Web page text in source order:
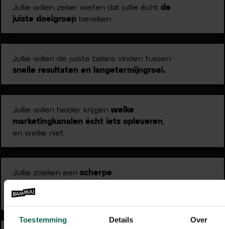
Toestemming Details Over
Jullie willen zeker weten dat jullie écht de
juiste doelgroepbereiken.
Jullie willen de juiste balans vinden tussen
snelle resultaten en langetermijngroei.
Jullie willen helder krijgen welke
marketingkanalen écht iets opleveren,
en welke niet.
Jullie zoeken een scherpe
bedrijfsdoelen.